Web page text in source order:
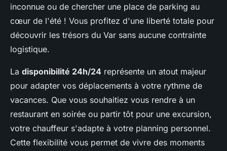
inconnue ou de chercher une place de parking au
cœur de l'été ! Vous profitez d'une liberté totale pour
découvrir les trésors du Var sans aucune contrainte
logistique.
La disponibilité 24h/24 représente un atout majeur
pour adapter vos déplacements à votre rythme de
vacances. Que vous souhaitiez vous rendre à un
restaurant en soirée ou partir tôt pour une excursion,
votre chauffeur s'adapte à votre planning personnel.
Cette flexibilité vous permet de vivre des moments